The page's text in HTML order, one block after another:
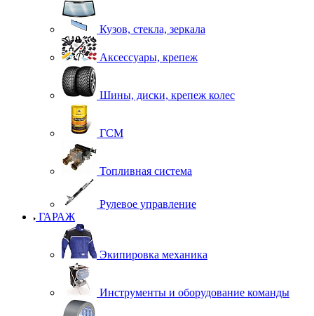
Кузов, стекла, зеркала
Аксессуары, крепеж
Шины, диски, крепеж колес
ГСМ
Топливная система
Рулевое управление
ГАРАЖ
Экипировка механика
Инструменты и оборудование команды